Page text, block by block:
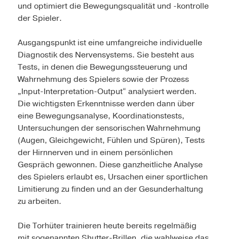
und optimiert die Bewegungsqualität und -kontrolle
der Spieler.
Ausgangspunkt ist eine umfangreiche individuelle
Diagnostik des Nervensystems. Sie besteht aus
Tests, in denen die Bewegungssteuerung und
Wahrnehmung des Spielers sowie der Prozess
„Input-Interpretation-Output“ analysiert werden.
Die wichtigsten Erkenntnisse werden dann über
eine Bewegungsanalyse, Koordinationstests,
Untersuchungen der sensorischen Wahrnehmung
(Augen, Gleichgewicht, Fühlen und Spüren), Tests
der Hirnnerven und in einem persönlichen
Gespräch gewonnen. Diese ganzheitliche Analyse
des Spielers erlaubt es, Ursachen einer sportlichen
Limitierung zu finden und an der Gesunderhaltung
zu arbeiten.
Die Torhüter trainieren heute bereits regelmäßig